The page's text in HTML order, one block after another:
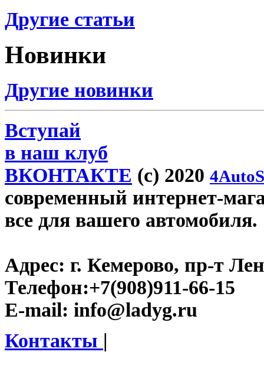
Другие статьи
Новинки
Другие новинки
Вступай
в наш клуб
ВКОНТАКТЕ (c) 2020
современный интернет-
все для вашего автомобиля.
Адрес: г. Кемерово, пр-т
Телефон:+7(908)911-66-15
E-mail: info@ladyg.ru
Контакты |